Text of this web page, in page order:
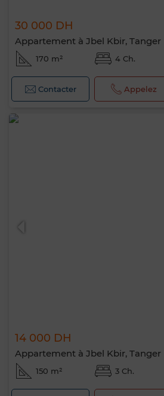
30 000 DH
Appartement à Jbel Kbir, Tanger
170 m² 4 Ch.
Contacter Appelez
14 000 DH
Appartement à Jbel Kbir, Tanger
150 m² 3 Ch.